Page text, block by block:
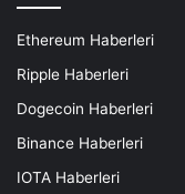
Ethereum Haberleri
Ripple Haberleri
Dogecoin Haberleri
Binance Haberleri
IOTA Haberleri